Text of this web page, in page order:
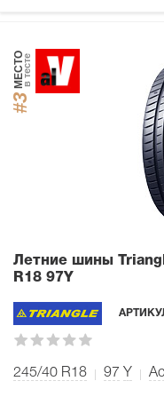
#3
МЕСТОв тесте
Летние шины
R18 97Y
245/40 R18 97 Y